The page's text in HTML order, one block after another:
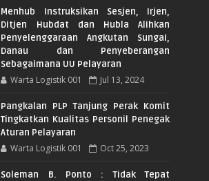
Menhub Instruksikan Sesjen, Irjen,
Ditjen Hubdat dan Hubla Alihkan
Penyelenggaraan Angkutan Sungai,
Danau dan Penyeberangan
Sebagaimana UU Pelayaran
Warta Logistik 001 Jul 13, 2024
Pangkalan PLP Tanjung Perak Komit
Tingkatkan Kualitas Personil Penegak
Aturan Pelayaran
Warta Logistik 001 Oct 25, 2023
Soleman B. Ponto : Tidak Tepat